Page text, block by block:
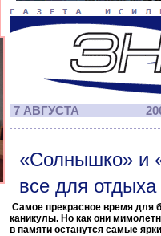
7 АВГУСТА
«Солнышко» и
все для отдыха
Самое прекрасное время для
каникулы. Но как они
в памяти останутся самые